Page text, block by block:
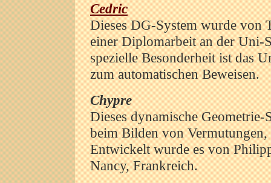
Cedric
Dieses DG-System wurde von
einer Diplomarbeit an der Uni-
spezielle Besonderheit ist das
zum automatischen Beweisen.
Chypre
Dieses dynamische
beim Bilden von
Entwickelt wurde es von
Nancy, Frankreich.